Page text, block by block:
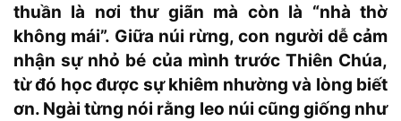
thuần là nơi thư giãn mà còn là “nhà thờ
không mái”. Giữa núi rừng, con người dễ cảm
nhận sự nhỏ bé của mình trước Thiên Chúa,
từ đó học được sự khiêm nhường và lòng biết
ơn. Ngài từng nói rằng leo núi cũng giống như